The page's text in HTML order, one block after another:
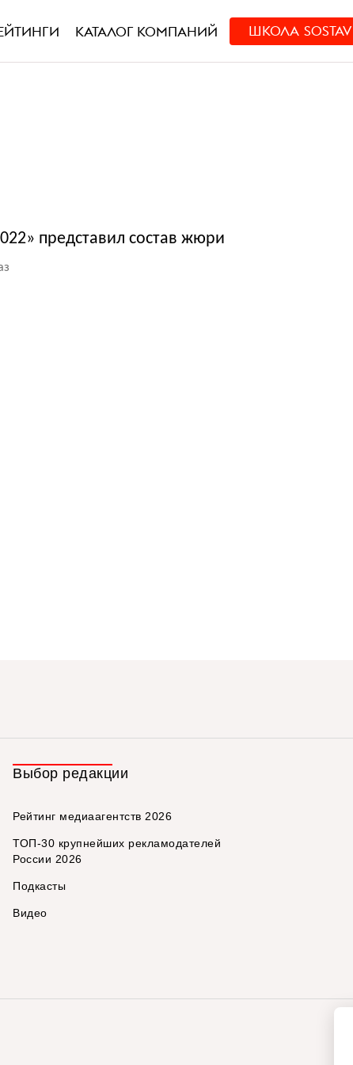
КАТАЛОГ КОМПАНИЙ ШКОЛА SOSTAV
представил состав жюри
Выбор редакции
Рейтинг медиаагентств 2026
ТОП-30 крупнейших рекламодателей
России 2026
Подкасты
Видео